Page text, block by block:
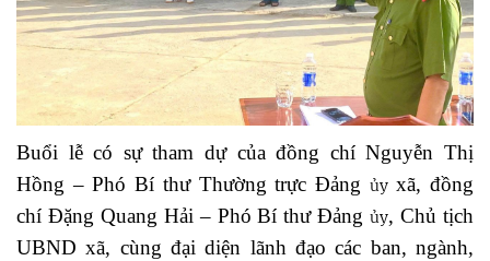
Buổi lễ có sự tham dự của đồng chí Nguyễn Thị
Hồng – Phó Bí thư Thường trực Đảng ủyxã, đồng
chí Đặng Quang Hải – Phó Bí thư Đảngủy, Chủ tịch
UBND xã, cùng đại diện lãnh đạo các ban, ngành,